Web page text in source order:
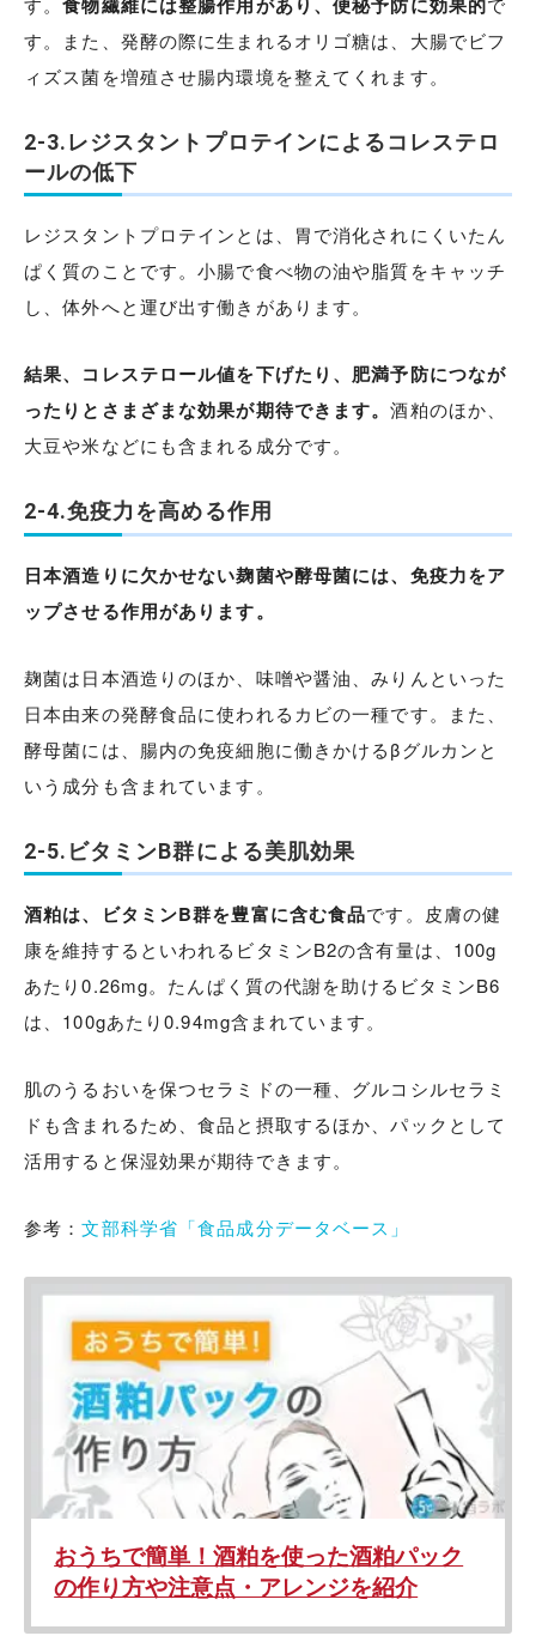
す。また、発酵の際に生まれるオリゴ糖は、大腸でビフ
ィズス菌を増殖させ腸内環境を整えてくれます。
2-3.レジスタントプロテインによるコレステロ
ールの低下
レジスタントプロテインとは、胃で消化されにくいたん
ぱく質のことです。小腸で食べ物の油や脂質をキャッチ
し、体外へと運び出す働きがあります。
結果、コレステロール値を下げたり、肥満予防につなが
ったりとさまざまな効果が期待できます。酒粕のほか、
大豆や米などにも含まれる成分です。
2-4.免疫力を高める作用
日本酒造りに欠かせない麹菌や酵母菌には、免疫力をア
ップさせる作用があります。
麹菌は日本酒造りのほか、味噌や醤油、みりんといった
日本由来の発酵食品に使われるカビの一種です。また、
酵母菌には、腸内の免疫細胞に働きかけるβグルカンと
いう成分も含まれています。
2-5.ビタミンB群による美肌効果
酒粕は、ビタミンB群を豊富に含む食品です。皮膚の健
康を維持するといわれるビタミンB2の含有量は、100g
あたり0.26mg。たんぱく質の代謝を助けるビタミンB6
は、100gあたり0.94mg含まれています。
肌のうるおいを保つセラミドの一種、グルコシルセラミ
ドも含まれるため、食品と摂取するほか、パックとして
活用すると保湿効果が期待できます。
参考：文部科学省「食品成分データベース」